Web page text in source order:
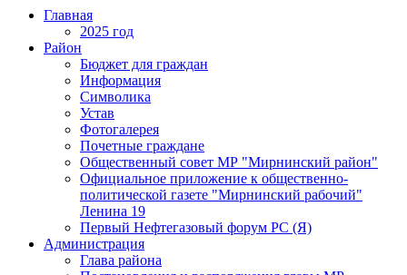
Главная
2025 год
Район
Бюджет для граждан
Информация
Символика
Устав
Фотогалерея
Почетные граждане
Общественный совет МР "Мирнинский район"
Официальное приложение к общественно-
политической газете "Мирнинский рабочий"
Ленина 19
Первый Нефтегазовый форум РС (Я)
Администрация
Глава района